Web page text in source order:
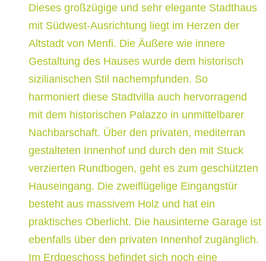
Dieses großzügige und sehr elegante Stadthaus
mit Südwest-Ausrichtung liegt im Herzen der
Altstadt von Menfi. Die Äußere wie innere
Gestaltung des Hauses wurde dem historisch
sizilianischen Stil nachempfunden. So
harmoniert diese Stadtvilla auch hervorragend
mit dem historischen Palazzo in unmittelbarer
Nachbarschaft. Über den privaten, mediterran
gestalteten Innenhof und durch den mit Stuck
verzierten Rundbogen, geht es zum geschützten
Hauseingang. Die zweiflügelige Eingangstür
besteht aus massivem Holz und hat ein
praktisches Oberlicht. Die hausinterne Garage ist
ebenfalls über den privaten Innenhof zugänglich.
Im Erdgeschoss befindet sich noch eine